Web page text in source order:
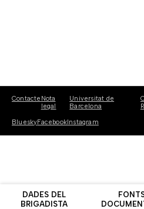
DADES DEL
BRIGADISTA
Contacte Nota
legal
Universitat de
Barcelona
BlueskyFacebook Instagram